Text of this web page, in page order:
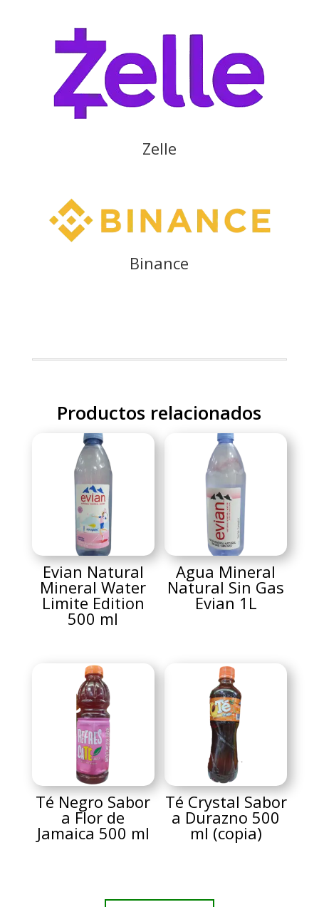
Zelle
Binance
Productos relacionados
Evian Natural
Mineral Water
Limite Edition
500 ml
Agua Mineral
Natural Sin Gas
Evian 1L
Té Negro Sabor
a Flor de
Jamaica 500 ml
Té Crystal Sabor
a Durazno 500
ml (copia)